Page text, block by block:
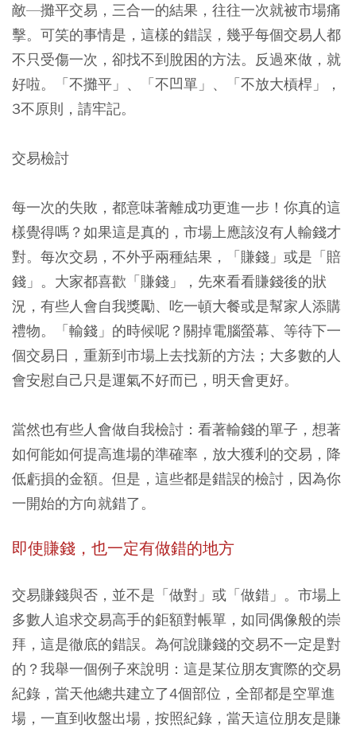
敵—攤平交易，三合一的結果，往往一次就被市場痛
擊。可笑的事情是，這樣的錯誤，幾乎每個交易人都
不只受傷一次，卻找不到脫困的方法。反過來做，就
好啦。「不攤平」、「不凹單」、「不放大槓桿」，
3不原則，請牢記。
交易檢討
每一次的失敗，都意味著離成功更進一步！你真的這
樣覺得嗎？如果這是真的，市場上應該沒有人輸錢才
對。每次交易，不外乎兩種結果，「賺錢」或是「賠
錢」。大家都喜歡「賺錢」，先來看看賺錢後的狀
況，有些人會自我獎勵、吃一頓大餐或是幫家人添購
禮物。「輸錢」的時候呢？關掉電腦螢幕、等待下一
個交易日，重新到市場上去找新的方法；大多數的人
會安慰自己只是運氣不好而已，明天會更好。
當然也有些人會做自我檢討：看著輸錢的單子，想著
如何能如何提高進場的準確率，放大獲利的交易，降
低虧損的金額。但是，這些都是錯誤的檢討，因為你
一開始的方向就錯了。
即使賺錢，也一定有做錯的地方
交易賺錢與否，並不是「做對」或「做錯」。市場上
多數人追求交易高手的鉅額對帳單，如同偶像般的崇
拜，這是徹底的錯誤。為何說賺錢的交易不一定是對
的？我舉一個例子來說明：這是某位朋友實際的交易
紀錄，當天他總共建立了4個部位，全部都是空單進
場，一直到收盤出場，按照紀錄，當天這位朋友是賺